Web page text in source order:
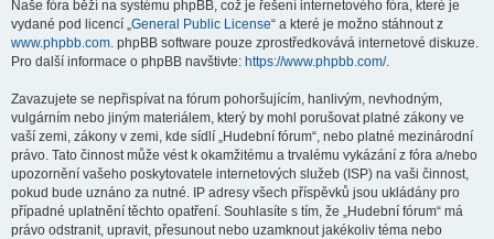
Naše fóra běží na systému phpBB, což je řešení internetového fóra, které je
vydané pod licencí „General Public License“ a které je možno stáhnout z
www.phpbb.com. phpBB software pouze zprostředkovává internetové diskuze.
Pro další informace o phpBB navštivte: https://www.phpbb.com/.
Zavazujete se nepřispívat na fórum pohoršujícím, hanlivým, nevhodným,
vulgárním nebo jiným materiálem, který by mohl porušovat platné zákony ve
vaší zemi, zákony v zemi, kde sídlí „Hudební fórum“, nebo platné mezinárodní
právo. Tato činnost může vést k okamžitému a trvalému vykázání z fóra a/nebo
upozornění vašeho poskytovatele internetových služeb (ISP) na vaši činnost,
pokud bude uznáno za nutné. IP adresy všech příspěvků jsou ukládány pro
případné uplatnění těchto opatření. Souhlasíte s tím, že „Hudební fórum“ má
právo odstranit, upravit, přesunout nebo uzamknout jakékoliv téma nebo